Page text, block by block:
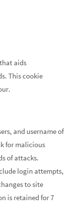
aids
This cookie
and username of
for malicious
of attacks.
login attempts,
to site
is retained for 7